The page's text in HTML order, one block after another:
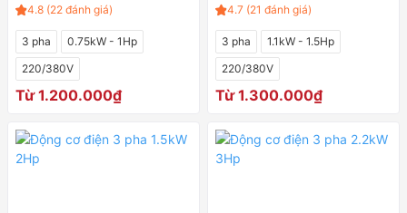
4.8 (22 đánh giá)
3 pha
0.75kW - 1Hp
220/380V
Từ 1.200.000₫
4.7 (21 đánh giá)
3 pha
1.1kW - 1.5Hp
220/380V
Từ 1.300.000₫